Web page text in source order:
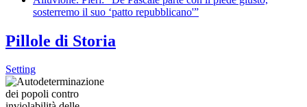
sosterremo il suo ‘patto repubblicano'”
Pillole di Storia
Setting